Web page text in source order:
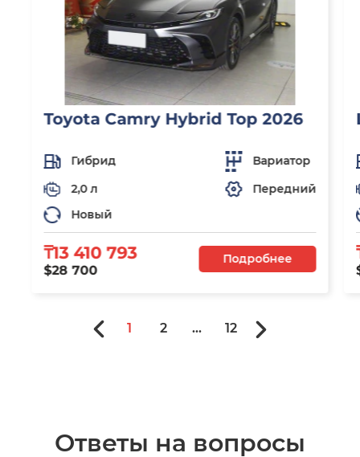
Toyota Camry Hybrid Top 2026
Гибрид
Вариатор
2,0 л
Передний
Новый
₸13 410 793
$28 700
Подробнее
1 2 ... 12
Ответы на вопросы